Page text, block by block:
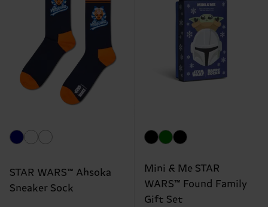
STAR WARS™ Ahsoka
Sneaker Sock
Mini & Me STAR
WARS™ Found Family
Gift Set